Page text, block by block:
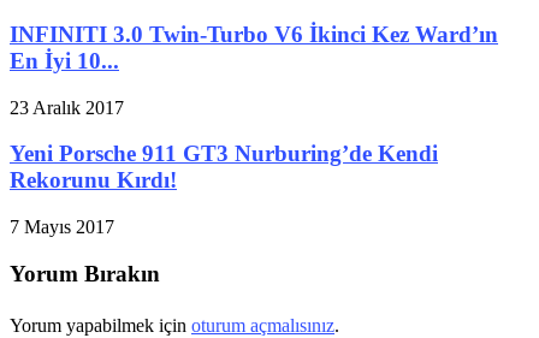
INFINITI 3.0 Twin-Turbo V6 İkinci Kez Ward’ın
En İyi 10...
23 Aralık 2017
Yeni Porsche 911 GT3 Nurburing’de Kendi
Rekorunu Kırdı!
7 Mayıs 2017
Yorum Bırakın
Yorum yapabilmek için oturum açmalısınız.